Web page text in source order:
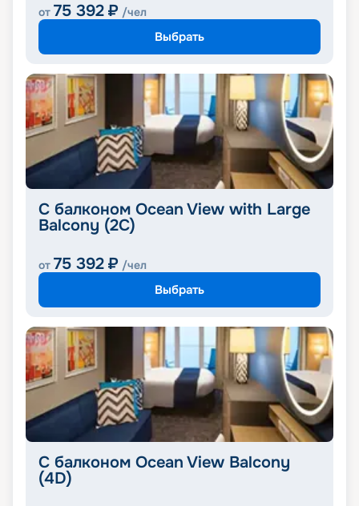
от 75 392 ₽ /чел
Выбрать
С балконом Ocean View with Large
Balcony (2C)
от 75 392 ₽ /чел
Выбрать
С балконом Ocean View Balcony
(4D)